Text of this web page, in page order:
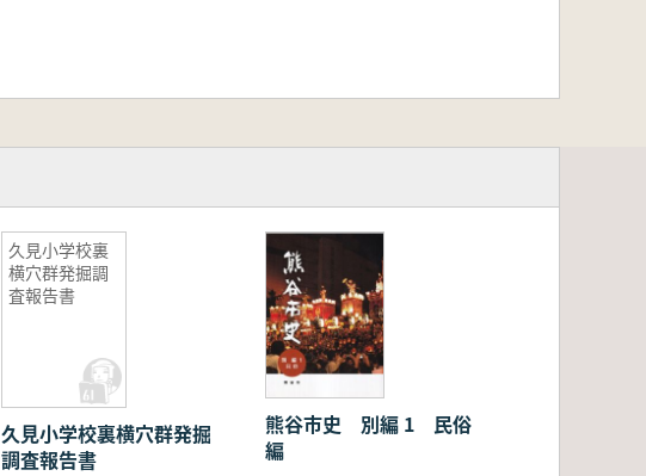
久見小学校裏
横穴群発掘調
査報告書
久見小学校裏横穴群発掘
調査報告書
熊谷市史 別編 1 民俗
編